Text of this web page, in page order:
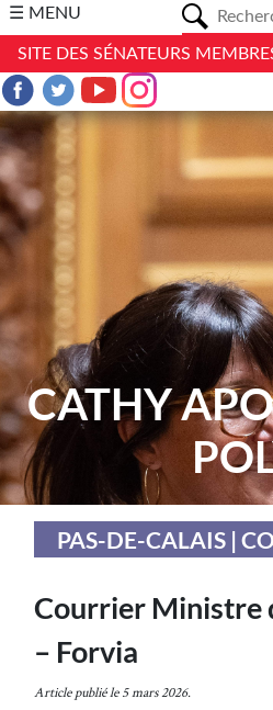
☰ MENU
SITE DES SÉNATEURS
CATHY
PAS-DE-CALAIS |
Courrier Ministre
– Forvia
Article publié le 5 mars 2026.